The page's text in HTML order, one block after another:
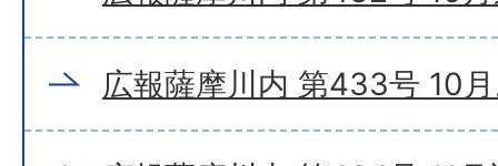
広報薩摩川内 第433号 10